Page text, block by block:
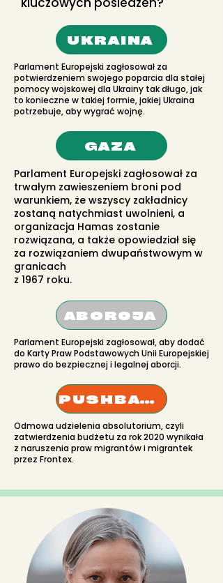
UKRAINA
Parlament Europejski zagłosował za
potwierdzeniem swojego poparcia dla stałej
pomocy wojskowej dla Ukrainy tak długo, jak
to konieczne w takiej formie, jakiej Ukraina
potrzebuje, aby wygrać wojnę.
GAZA
Parlament Europejski zagłosował za
trwałym zawieszeniem broni pod
warunkiem, że wszyscy zakładnicy
zostaną natychmiast uwolnieni, a
organizacja Hamas zostanie
rozwiązana, a także opowiedział się
za rozwiązaniem dwupaństwowym w
granicach
z 1967 roku.
ABORCJA
Parlament Europejski zagłosował, aby dodać
do Karty Praw Podstawowych Unii Europejskiej
prawo do bezpiecznej i legalnej aborcji.
PUSHBACKI
Odmowa udzielenia absolutorium, czyli
zatwierdzenia budżetu za rok 2020 wynikała
z naruszenia praw migrantów i migrantek
przez Frontex.